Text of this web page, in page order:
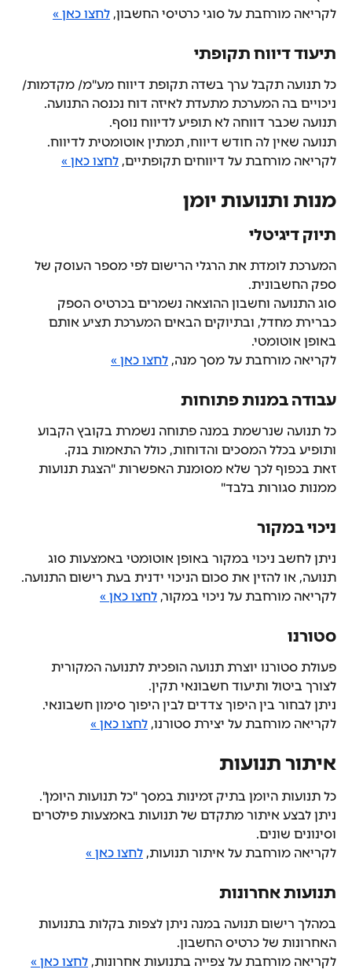
לקריאה מורחבת על סוגי כרטיסי החשבון, לחצו כאן »
תיעוד דיווח תקופתי
כל תנועה תקבל ערך בשדה תקופת דיווח מע"מ/ מקדמות/
ניכויים בה המערכת מתעדת לאיזה דוח נכנסה התנועה.
תנועה שכבר דווחה לא תופיע לדיווח נוסף.
תנועה שאין לה חודש דיווח, תמתין אוטומטית לדיווח.
לקריאה מורחבת על דיווחים תקופתיים, לחצו כאן »
מנות ותנועות יומן
תיוק דיגיטלי
המערכת לומדת את הרגלי הרישום לפי מספר העוסק של
ספק החשבונית.
סוג התנועה וחשבון ההוצאה נשמרים בכרטיס הספק
כברירת מחדל, ובתיוקים הבאים המערכת תציע אותם
באופן אוטומטי.
לקריאה מורחבת על מסך מנה, לחצו כאן »
עבודה במנות פתוחות
כל תנועה שנרשמת במנה פתוחה נשמרת בקובץ הקבוע
ותופיע בכלל המסכים והדוחות, כולל התאמות בנק.
זאת בכפוף לכך שלא מסומנת האפשרות "הצגת תנועות
ממנות סגורות בלבד"
ניכוי במקור
ניתן לחשב ניכוי במקור באופן אוטומטי באמצעות סוג
תנועה, או להזין את סכום הניכוי ידנית בעת רישום התנועה.
לקריאה מורחבת על ניכוי במקור, לחצו כאן »
סטורנו
פעולת סטורנו יוצרת תנועה הופכית לתנועה המקורית
לצורך ביטול ותיעוד חשבונאי תקין.
ניתן לבחור בין היפוך צדדים לבין היפוך סימון חשבונאי.
לקריאה מורחבת על יצירת סטורנו, לחצו כאן »
איתור תנועות
כל תנועות היומן בתיק זמינות במסך "כל תנועות היומן".
ניתן לבצע איתור מתקדם של תנועות באמצעות פילטרים
וסינונים שונים.
לקריאה מורחבת על איתור תנועות, לחצו כאן »
תנועות אחרונות
במהלך רישום תנועה במנה ניתן לצפות בקלות בתנועות
האחרונות של כרטיס החשבון.
לקריאה מורחבת על צפייה בתנועות אחרונות, לחצו כאן »